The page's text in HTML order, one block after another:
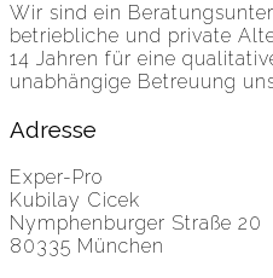
Wir sind ein
betriebliche und private
14 Jahren für eine
unabhängige Betreuung
Adresse
Exper-Pro
Kubilay Cicek
Nymphenburger Straße 20
80335 München